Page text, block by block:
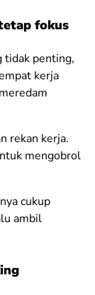
fokus
tidak penting,
kerja
rekan kerja.
mengobrol
cukup
ambil